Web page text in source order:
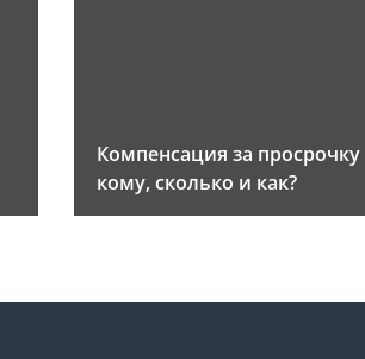
Компенсация за
кому, сколько и как?